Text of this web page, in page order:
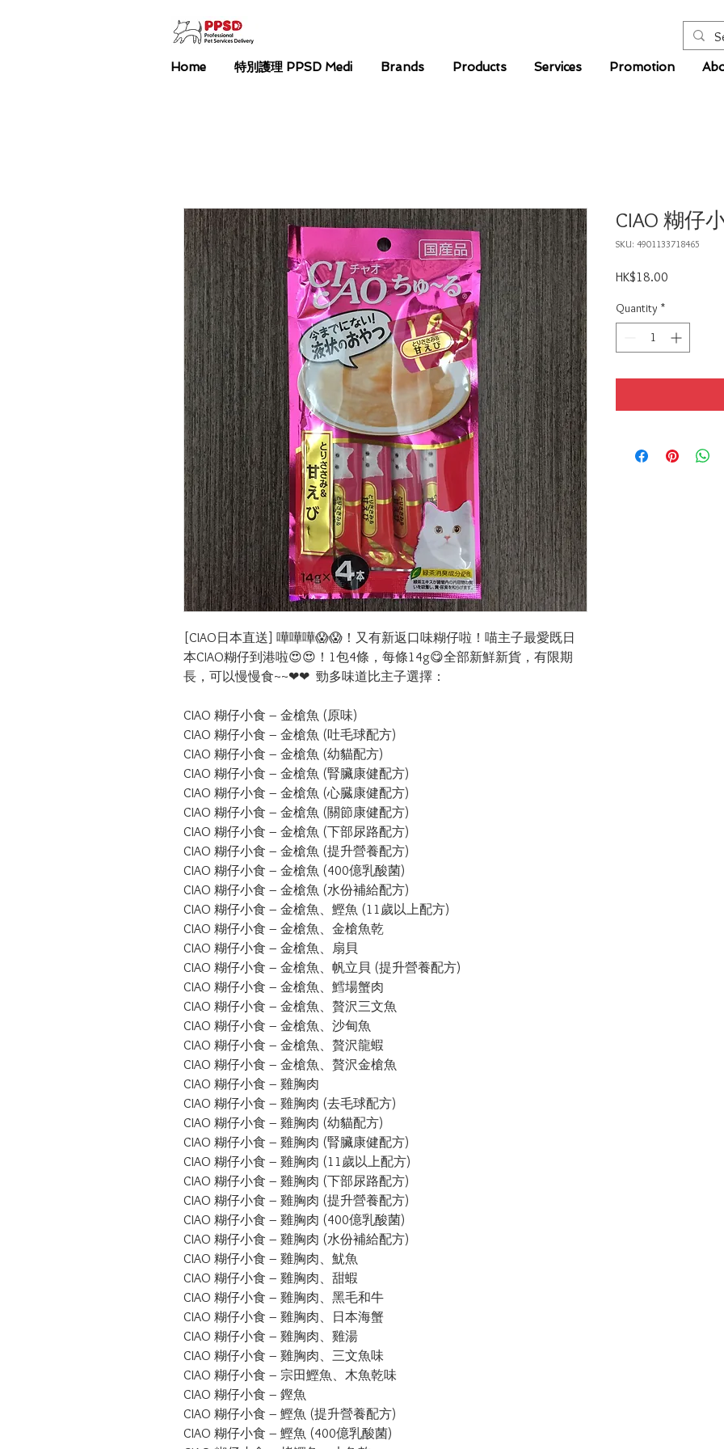
Home 特別護理 PPSD Medi Brands Products Services Promotion
[CIAO日本直送] 嘩嘩嘩😱😱！又有新返口味糊仔啦！喵主子最愛既日
本CIAO糊仔到港啦😍😍！1包4條，每條14g😋全部新鮮新貨，有限期
長，可以慢慢食~~❤❤  勁多味道比主子選擇：
CIAO 糊仔小食 – 金槍魚 (原味)
CIAO 糊仔小食 – 金槍魚 (吐毛球配方)
CIAO 糊仔小食 – 金槍魚 (幼貓配方)
CIAO 糊仔小食 – 金槍魚 (腎臟康健配方)
CIAO 糊仔小食 – 金槍魚 (心臓康健配方)
CIAO 糊仔小食 – 金槍魚 (關節康健配方)
CIAO 糊仔小食 – 金槍魚 (下部尿路配方)
CIAO 糊仔小食 – 金槍魚 (提升營養配方)
CIAO 糊仔小食 – 金槍魚 (400億乳酸菌)
CIAO 糊仔小食 – 金槍魚 (水份補給配方)
CIAO 糊仔小食 – 金槍魚、鰹魚 (11歲以上配方)
CIAO 糊仔小食 – 金槍魚、金槍魚乾
CIAO 糊仔小食 – 金槍魚、扇貝
CIAO 糊仔小食 – 金槍魚、帆立貝 (提升營養配方)
CIAO 糊仔小食 – 金槍魚、鱈場蟹肉
CIAO 糊仔小食 – 金槍魚、贅沢三文魚
CIAO 糊仔小食 – 金槍魚、沙甸魚
CIAO 糊仔小食 – 金槍魚、贅沢龍蝦
CIAO 糊仔小食 – 金槍魚、贅沢金槍魚
CIAO 糊仔小食 – 雞胸肉
CIAO 糊仔小食 – 雞胸肉 (去毛球配方)
CIAO 糊仔小食 – 雞胸肉 (幼貓配方)
CIAO 糊仔小食 – 雞胸肉 (腎臟康健配方)
CIAO 糊仔小食 – 雞胸肉 (11歲以上配方)
CIAO 糊仔小食 – 雞胸肉 (下部尿路配方)
CIAO 糊仔小食 – 雞胸肉 (提升營養配方)
CIAO 糊仔小食 – 雞胸肉 (400億乳酸菌)
CIAO 糊仔小食 – 雞胸肉 (水份補給配方)
CIAO 糊仔小食 – 雞胸肉、魷魚
CIAO 糊仔小食 – 雞胸肉、甜蝦
CIAO 糊仔小食 – 雞胸肉、黑毛和牛
CIAO 糊仔小食 – 雞胸肉、日本海蟹
CIAO 糊仔小食 – 雞胸肉、雞湯
CIAO 糊仔小食 – 雞胸肉、三文魚味
CIAO 糊仔小食 – 宗田鰹魚、木魚乾味
CIAO 糊仔小食 – 鏗魚
CIAO 糊仔小食 – 鰹魚 (提升營養配方)
CIAO 糊仔小食 – 鰹魚 (400億乳酸菌)
CIAO 糊仔
SKU: 4901133718465
HK$18.00
Quantity *